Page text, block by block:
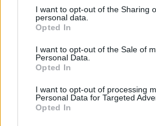
not limited to your visit or usage
grant or deny consent to Google and
use your data for below specified
consent section.
I want to opt-out of the Sharing
personal data.
Opted In
I want to opt-out of the Sale of
Personal Data.
Opted In
I want to opt-out of processing
Personal Data for Targeted
Opted In
2019. december. 02. 14:25
Előkészítő ülést tartottak Szegeden.
EMBERCSEMPÉSZÉS MIATT
EGY IRAKI SZÁRMAZÁSÚ
SZOMBATHELYEN
2019. november. 20. 16:55
Jogerős ítélet is született.
ÓVODA FELROBBANTÁSÁVAL